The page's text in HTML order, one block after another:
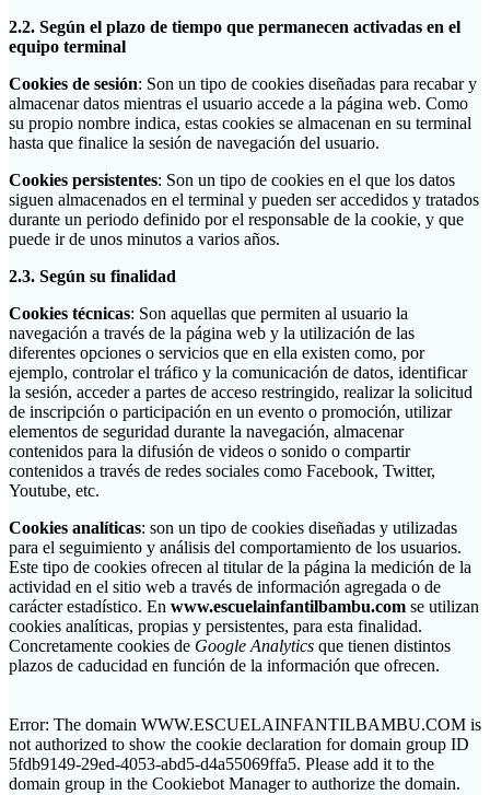
2.2. Según el plazo de tiempo que permanecen activadas en el
equipo terminal
Cookies de sesión: Son un tipo de cookies diseñadas para recabar y
almacenar datos mientras el usuario accede a la página web. Como
su propio nombre indica, estas cookies se almacenan en su terminal
hasta que finalice la sesión de navegación del usuario.
Cookies persistentes: Son un tipo de cookies en el que los datos
siguen almacenados en el terminal y pueden ser accedidos y tratados
durante un periodo definido por el responsable de la cookie, y que
puede ir de unos minutos a varios años.
2.3. Según su finalidad
Cookies técnicas: Son aquellas que permiten al usuario la
navegación a través de la página web y la utilización de las
diferentes opciones o servicios que en ella existen como, por
ejemplo, controlar el tráfico y la comunicación de datos, identificar
la sesión, acceder a partes de acceso restringido, realizar la solicitud
de inscripción o participación en un evento o promoción, utilizar
elementos de seguridad durante la navegación, almacenar
contenidos para la difusión de videos o sonido o compartir
contenidos a través de redes sociales como Facebook, Twitter,
Youtube, etc.
Cookies analíticas: son un tipo de cookies diseñadas y utilizadas
para el seguimiento y análisis del comportamiento de los usuarios.
Este tipo de cookies ofrecen al titular de la página la medición de la
actividad en el sitio web a través de información agregada o de
carácter estadístico. En www.escuelainfantilbambu.com se utilizan
cookies analíticas, propias y persistentes, para esta finalidad.
Concretamente cookies de Google Analytics que tienen distintos
plazos de caducidad en función de la información que ofrecen.
Error: The domain WWW.ESCUELAINFANTILBAMBU.COM is
not authorized to show the cookie declaration for domain group ID
5fdb9149-29ed-4053-abd5-d4a55069ffa5. Please add it to the
domain group in the Cookiebot Manager to authorize the domain.